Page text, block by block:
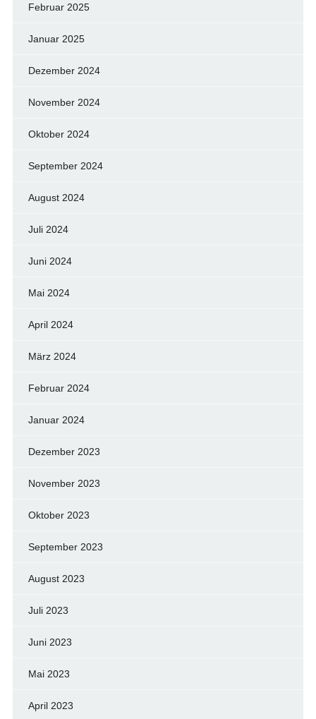
Februar 2025
Januar 2025
Dezember 2024
November 2024
Oktober 2024
September 2024
August 2024
Juli 2024
Juni 2024
Mai 2024
April 2024
März 2024
Februar 2024
Januar 2024
Dezember 2023
November 2023
Oktober 2023
September 2023
August 2023
Juli 2023
Juni 2023
Mai 2023
April 2023